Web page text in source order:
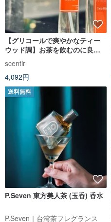
【グリコールで爽やかなティー
ウッド調】お茶を飲むのに良い
scentir
4,092円
送料無料
P.Seven 東方美人茶 (玉香) 香水
P.Seven｜台湾茶フレグランス